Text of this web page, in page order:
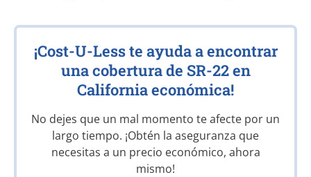
¡Cost-U-Less te ayuda a encontrar
una cobertura de SR-22 en
California económica!
No dejes que un mal momento te afecte por un
largo tiempo. ¡Obtén la aseguranza que
necesitas a un precio económico, ahora
mismo!